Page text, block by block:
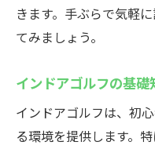
きます。手ぶらで気軽
てみましょう。
インドアゴルフの基
インドアゴルフは、初
る環境を提供します。